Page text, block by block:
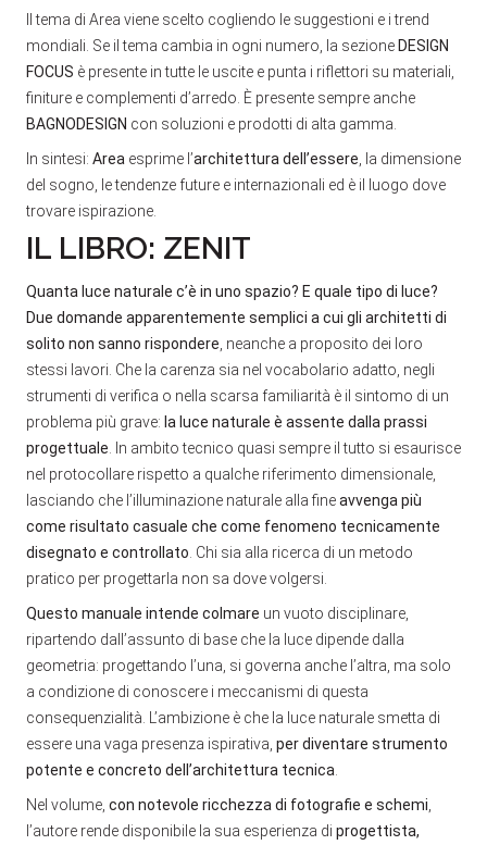
Il tema di Area viene scelto cogliendo le suggestioni e i trend
mondiali. Se il tema cambia in ogni numero, la sezione DESIGN
FOCUS è presente in tutte le uscite e punta i riflettori su materiali,
finiture e complementi d’arredo. È presente sempre anche
BAGNODESIGN con soluzioni e prodotti di alta gamma.
In sintesi: Area esprime l’architettura dell’essere , la dimensione
del sogno, le tendenze future e internazionali ed è il luogo dove
trovare ispirazione.
IL LIBRO: ZENIT
Quanta luce naturale c’è in uno spazio? E quale tipo di luce?
Due domande apparentemente semplici a cui gli architetti di
solito non sanno rispondere , neanche a proposito dei loro
stessi lavori. Che la carenza sia nel vocabolario adatto, negli
strumenti di verifica o nella scarsa familiarità è il sintomo di un
problema più grave: la luce naturale è assente dalla prassi
progettuale . In ambito tecnico quasi sempre il tutto si esaurisce
nel protocollare rispetto a qualche riferimento dimensionale,
lasciando che l’illuminazione naturale alla fineavvenga più
come risultato casuale che come fenomeno tecnicamente
disegnato e controllato . Chi sia alla ricerca di un metodo
pratico per progettarla non sa dove volgersi.
Questo manuale intende colmare un vuoto disciplinare,
ripartendo dall’assunto di base che la luce dipende dalla
geometria: progettando l’una, si governa anche l’altra, ma solo
a condizione di conoscere i meccanismi di questa
consequenzialità. L’ambizione è che la luce naturale smetta di
essere una vaga presenza ispirativa, per diventare strumento
potente e concreto dell’architettura tecnica
Nel volume, con notevole ricchezza di fotografie e schemi
l’autore rende disponibile la sua esperienza di progettista,